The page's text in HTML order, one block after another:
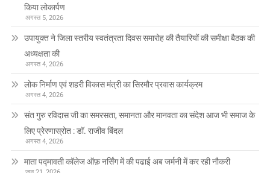
किया लोकार्पण
अगस्त 5, 2026
उपायुक्त ने जिला स्तरीय स्वतंत्रता दिवस समारोह की तैयारियों की समीक्षा बैठक की
अध्यक्षता की
अगस्त 4, 2026
लोक निर्माण एवं शहरी विकास मंत्री का सिरमौर प्रवास कार्यक्रम
अगस्त 4, 2026
संत गुरु रविदास जी का समरसता, समानता और मानवता का संदेश आज भी समाज के
लिए प्रेरणास्रोत : डॉ. राजीव बिंदल
अगस्त 4, 2026
माता पद्मावती कॉलेज ऑफ़ नर्सिंग में की पढाई अब जर्मनी में कर रही नौकरी